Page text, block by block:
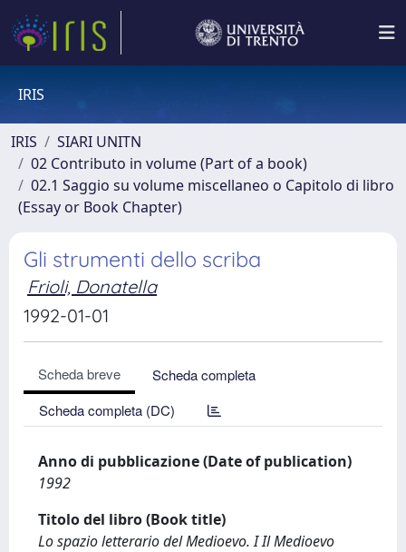
IRIS
IRIS
SIARI UNITN
02 Contributo in volume (Part of a book)
02.1 Saggio su volume miscellaneo o Capitolo di libro
(Essay or Book Chapter)
Gli strumenti dello scriba
Frioli, Donatella
1992-01-01
Scheda breve
Scheda completa
Scheda completa (DC)
Anno di pubblicazione (Date of publication)
1992
Titolo del libro (Book title)
Lo spazio letterario del Medioevo. I Il Medioevo